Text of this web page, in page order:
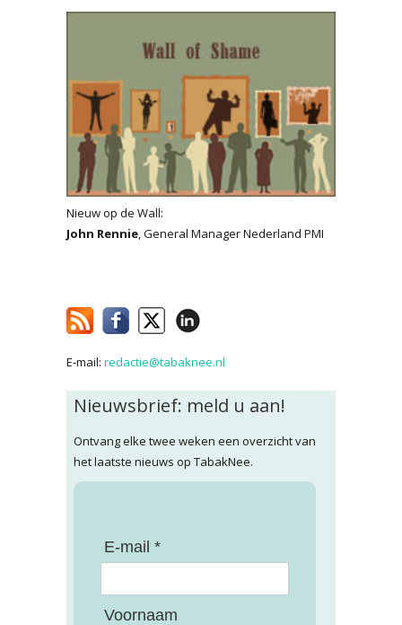
Nieuw op de Wall:
John Rennie, General Manager Nederland PMI
E-mail: redactie@tabaknee.nl
Nieuwsbrief: meld u aan!
Ontvang elke twee weken een overzicht van
het laatste nieuws op TabakNee.
E-mail *
Voornaam